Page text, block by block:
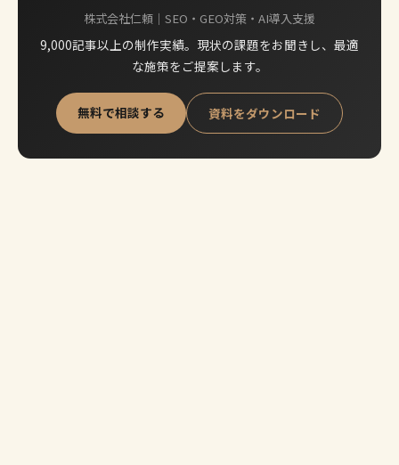
株式会社仁頼｜SEO・GEO対策・AI導入支援
9,000記事以上の制作実績。現状の課題をお聞きし、最適
な施策をご提案します。
無料で相談する 資料をダウンロード